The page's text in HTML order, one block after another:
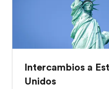
Intercambios a
Unidos